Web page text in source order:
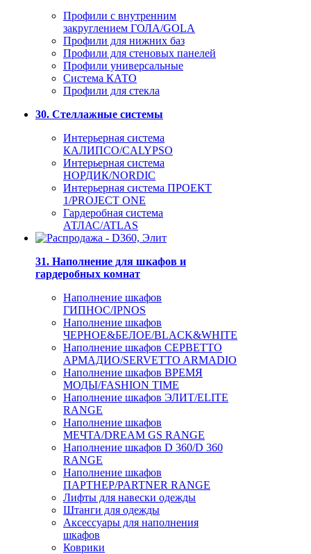
Профили с внутренним
закруглением ГОЛА/GOLA
Профили для нижних баз
Профили для стеновых панелей
Профили универсальные
Система КАТО
Профили для стекла
30. Стеллажные системы
Интерьерная система
КАЛИПСО/CALYPSO
Интерьерная система
НОРДИК/NORDIC
Интерьерная система ПРОЕКТ
1/PROJECT ONE
Гардеробная система
АТЛАС/ATLAS
31. Наполнение для шкафов и
гардеробных комнат
Наполнение шкафов
ГИПНОС/IPNOS
Наполнение шкафов
ЧЕРНОЕ&БЕЛОЕ/BLACK&WHITE
Наполнение шкафов СЕРВЕТТО
АРМАДИО/SERVETTO ARMADIO
Наполнение шкафов ВРЕМЯ
МОДЫ/FASHION TIME
Наполнение шкафов ЭЛИТ/ELITE
RANGE
Наполнение шкафов
МЕЧТА/DREAM GS RANGE
Наполнение шкафов D 360/D 360
RANGE
Наполнение шкафов
ПАРТНЕР/PARTNER RANGE
Лифты для навески одежды
Штанги для одежды
Аксессуары для наполнения
шкафов
Коврики